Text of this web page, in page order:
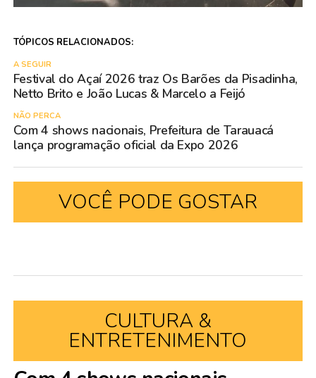
TÓPICOS RELACIONADOS:
A SEGUIR
Festival do Açaí 2026 traz Os Barões da Pisadinha,
Netto Brito e João Lucas & Marcelo a Feijó
NÃO PERCA
Com 4 shows nacionais, Prefeitura de Tarauacá
lança programação oficial da Expo 2026
VOCÊ PODE GOSTAR
CULTURA &
ENTRETENIMENTO